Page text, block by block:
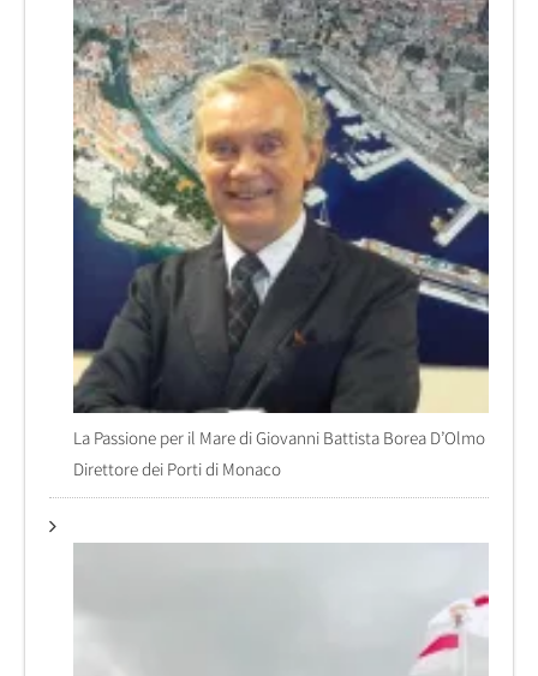
La Passione per il Mare di Giovanni Battista Borea D’Olmo
Direttore dei Porti di Monaco